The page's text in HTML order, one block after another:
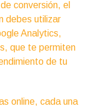
conversión, el
debes utilizar
Analytics,
que te permiten
de tu
online, cada una